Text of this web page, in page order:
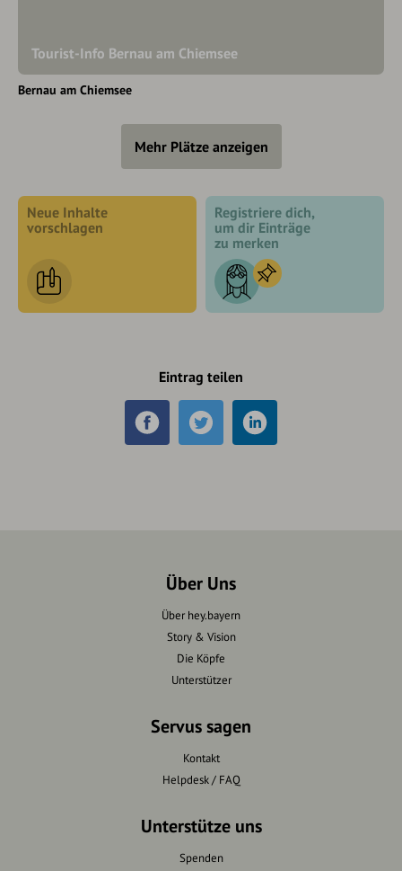
Tourist-Info Bernau am Chiemsee
Bernau am Chiemsee
Mehr Plätze anzeigen
Neue Inhalte
vorschlagen
Registriere dich,
um dir Einträge
zu merken
Eintrag teilen
Über Uns
Über hey.bayern
Story & Vision
Die Köpfe
Unterstützer
Servus sagen
Kontakt
Helpdesk / FAQ
Unterstütze uns
Spenden